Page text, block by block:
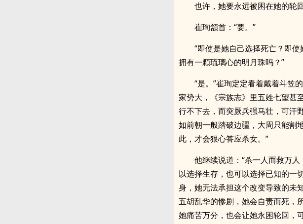
也许，她要永远被困在她的轮
崔珣颔首：“要。”
“即使是她自己选择死亡？即
拥有一颗琉璃心的明月珠吗？”
“是。”崔珣定定看着戴着斗笠
家势大，《宗族志》里五姓七望甚
行不下去，而突厥兵强马壮，可汗
如前朝一般踏破边疆，大周只能割
此，才会狠心答应杀女。”
他继续说道：“杀一人而救万
以选择生存，也可以选择已知的一
身，她无法承担这个改变导致的未
五胡乱华的惨剧，她会自责而死，
她痛苦万分，也会让她永困轮回，